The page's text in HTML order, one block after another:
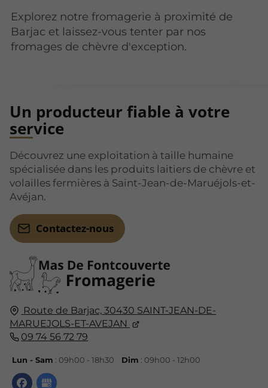
Explorez notre fromagerie à proximité de
Barjac et laissez-vous tenter par nos
fromages de chèvre d'exception.
Route de Barjac, 30430 SAINT-JEAN-DE-
MARUEJOLS-ET-AVEJAN
09 74 56 72 79
Lun - Sam : 09h00 - 18h30 Dim : 09h00 - 12h00
Un producteur fiable à votre
service
Découvrez une exploitation à taille humaine
spécialisée dans les produits laitiers de chèvre et
volailles fermières à Saint-Jean-de-Maruéjols-et-
Avéjan.
Contactez-nous